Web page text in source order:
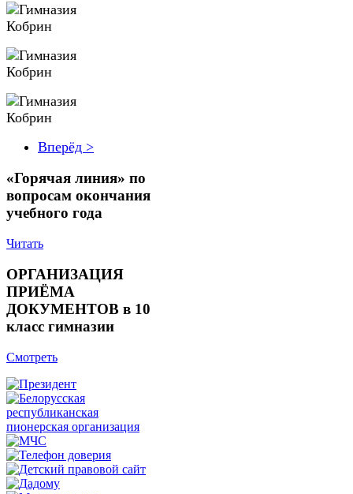
Вперёд >
«Горячая линия» по
вопросам окончания
учебного года
Читать
ОРГАНИЗАЦИЯ
ПРИЁМА
ДОКУМЕНТОВ в 10
класс гимназии
Смотреть